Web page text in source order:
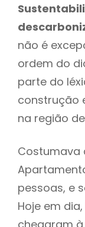
não é
ordem do
parte do
construção
na região
Costumava
pessoas, e
Hoje em